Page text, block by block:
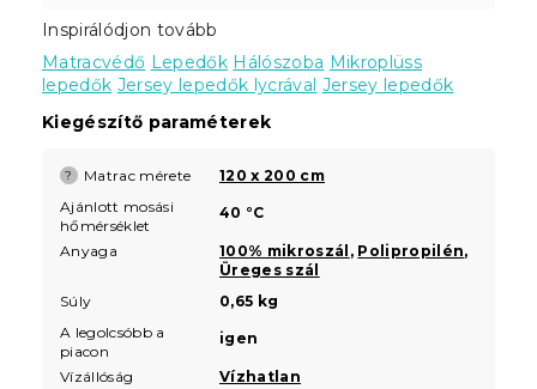
Inspirálódjon tovább
Matracvédő Lepedők Hálószoba Mikroplüss
lepedők Jersey lepedők lycrával Jersey lepedők
Kiegészítő paraméterek
? Matrac mérete
120 x 200 cm
Ajánlott mosási
hőmérséklet
40 °C
Anyaga 100% mikroszál , Polipropilén,
Üreges szál
Súly
0,65 kg
A legolcsóbb a
piacon
igen
Vízállóság Vízhatlan